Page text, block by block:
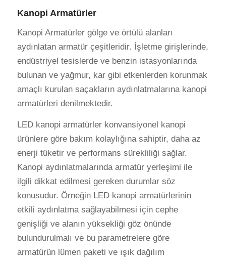
Kanopi Armatürler
Kanopi Armatürler gölge ve örtülü alanları
aydınlatan armatür çeşitleridir. İşletme girişlerinde,
endüstriyel tesislerde ve benzin istasyonlarında
bulunan ve yağmur, kar gibi etkenlerden korunmak
amaçlı kurulan saçakların aydınlatmalarına kanopi
armatürleri denilmektedir.
LED kanopi armatürler konvansiyonel kanopi
ürünlere göre bakım kolaylığına sahiptir, daha az
enerji tüketir ve performans sürekliliği sağlar.
Kanopi aydınlatmalarında armatür yerleşimi ile
ilgili dikkat edilmesi gereken durumlar söz
konusudur. Örneğin LED kanopi armatürlerinin
etkili aydınlatma sağlayabilmesi için cephe
genişliği ve alanın yüksekliği göz önünde
bulundurulmalı ve bu parametrelere göre
armatürün lümen paketi ve ışık dağılım